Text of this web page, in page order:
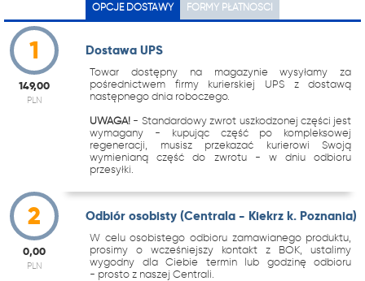
OPCJE DOSTAWY FORMY PŁATNOŚCI
1
149,00
PLN
Dostawa UPS
Towar dostępny na magazynie wysyłamy za
pośrednictwem firmy kurierskiej UPS z dostawą
następnego dnia roboczego.
UWAGA! - Standardowy zwrot uszkodzonej części jest
wymagany - kupując część po kompleksowej
regeneracji, musisz przekazać kurierowi Swoją
wymienianą część do zwrotu - w dniu odbioru
przesyłki.
2
0,00
PLN
Odbiór osobisty (Centrala - Kiekrz k. Poznania)
W celu osobistego odbioru zamawianego produktu,
prosimy o wcześniejszy kontakt z BOK, ustalimy
wygodny dla Ciebie termin lub godzinę odbioru
- prosto z naszej Centrali.